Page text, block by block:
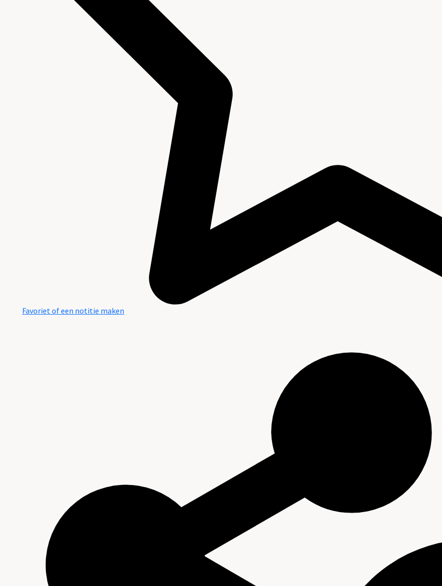
Favoriet of een notitie maken